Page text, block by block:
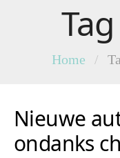
Home /
Nieuwe
ondanks